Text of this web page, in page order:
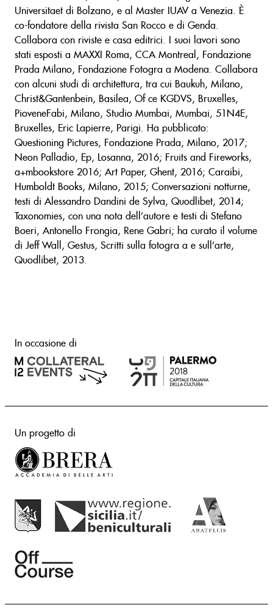
Universitaet di Bolzano, e al Master IUAV a Venezia. È
co-fondatore della rivista San Rocco e di Genda.
Collabora con riviste e casa editrici. I suoi lavori sono
stati esposti a MAXXI Roma, CCA Montreal, Fondazione
Prada Milano, Fondazione Fotogra a Modena. Collabora
con alcuni studi di architettura, tra cui Baukuh, Milano,
Christ&Gantenbein, Basilea, Of ce KGDVS, Bruxelles,
PioveneFabi, Milano, Studio Mumbai, Mumbai, 51N4E,
Bruxelles, Eric Lapierre, Parigi. Ha pubblicato:
Questioning Pictures, Fondazione Prada, Milano, 2017;
Neon Palladio, Ep, Losanna, 2016; Fruits and Fireworks,
a+mbookstore 2016; Art Paper, Ghent, 2016; Caraibi,
Humboldt Books, Milano, 2015; Conversazioni notturne,
testi di Alessandro Dandini de Sylva, Quodlibet, 2014;
Taxonomies, con una nota dell’autore e testi di Stefano
Boeri, Antonello Frongia, Rene Gabri; ha curato il volume
di Jeff Wall, Gestus, Scritti sulla fotogra a e sull’arte,
Quodlibet, 2013.
In occasione di
Un progetto di